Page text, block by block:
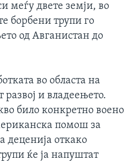
меѓу двете земји, во
борбени трупи го
од Авганистан до
во областа на
развој и владеењето.
било конкретно воено
помош за
деценија откако
ќе ја напуштат